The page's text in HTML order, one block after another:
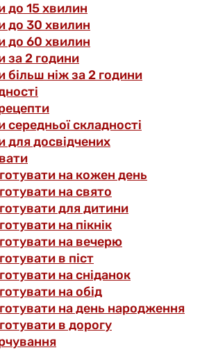
до 15 хвилин
до 30 хвилин
до 60 хвилин
за 2 години
більш ніж за 2 години
середньої складності
для досвідчених
на кожен день
на свято
для дитини
на пікнік
на вечерю
в піст
на сніданок
на обід
на день народження
в дорогу